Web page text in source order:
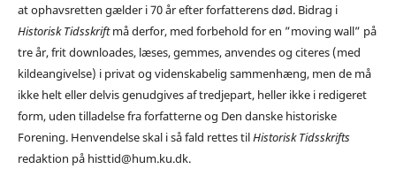
at ophavsretten gælder i 70 år efter forfatterens død. Bidrag i
Historisk Tidsskriftmå derfor, med forbehold for en ”moving wall” på
tre år, frit downloades, læses, gemmes, anvendes og citeres (med
kildeangivelse) i privat og videnskabelig sammenhæng, men de må
ikke helt eller delvis genudgives af tredjepart, heller ikke i redigeret
form, uden tilladelse fra forfatterne og Den danske historiske
Forening. Henvendelse skal i så fald rettes tilHistorisk Tidsskrifts
redaktion på histtid@hum.ku.dk.